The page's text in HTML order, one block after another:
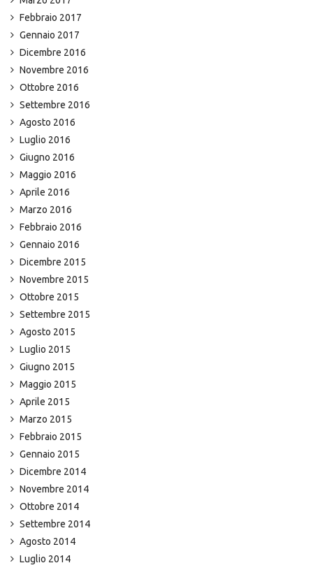
Febbraio 2017
Gennaio 2017
Dicembre 2016
Novembre 2016
Ottobre 2016
Settembre 2016
Agosto 2016
Luglio 2016
Giugno 2016
Maggio 2016
Aprile 2016
Marzo 2016
Febbraio 2016
Gennaio 2016
Dicembre 2015
Novembre 2015
Ottobre 2015
Settembre 2015
Agosto 2015
Luglio 2015
Giugno 2015
Maggio 2015
Aprile 2015
Marzo 2015
Febbraio 2015
Gennaio 2015
Dicembre 2014
Novembre 2014
Ottobre 2014
Settembre 2014
Agosto 2014
Luglio 2014